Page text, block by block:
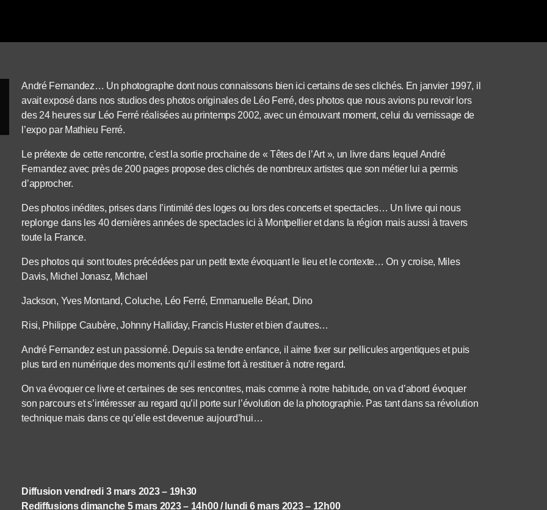
André Fernandez… Un photographe dont nous connaissons bien ici certains de ses clichés. En janvier 1997, il
avait exposé dans nos studios des photos originales de Léo Ferré, des photos que nous avions pu revoir lors
des 24 heures sur Léo Ferré réalisées au printemps 2002, avec un émouvant moment, celui du vernissage de
l’expo par Mathieu Ferré.
Le prétexte de cette rencontre, c’est la sortie prochaine de « Têtes de l’Art », un livre dans lequel André
Fernandez avec près de 200 pages propose des clichés de nombreux artistes que son métier lui a permis
d’approcher.
Des photos inédites, prises dans l’intimité des loges ou lors des concerts et spectacles… Un livre qui nous
replonge dans les 40 dernières années de spectacles ici à Montpellier et dans la région mais aussi à travers
toute la France.
Des photos qui sont toutes précédées par un petit texte évoquant le lieu et le contexte… On y croise, Miles
Davis, Michel Jonasz, Michael
Jackson, Yves Montand, Coluche, Léo Ferré, Emmanuelle Béart, Dino
Risi, Philippe Caubère, Johnny Halliday, Francis Huster et bien d’autres…
André Fernandez est un passionné. Depuis sa tendre enfance, il aime fixer sur pellicules argentiques et puis
plus tard en numérique des moments qu’il estime fort à restituer à notre regard.
On va évoquer ce livre et certaines de ses rencontres, mais comme à notre habitude, on va d’abord évoquer
son parcours et s’intéresser au regard qu’il porte sur l’évolution de la photographie. Pas tant dans sa révolution
technique mais dans ce qu’elle est devenue aujourd’hui…
Diffusion vendredi 3 mars 2023 – 19h30
Rediffusions dimanche 5 mars 2023 – 14h00 / lundi 6 mars 2023 – 12h00